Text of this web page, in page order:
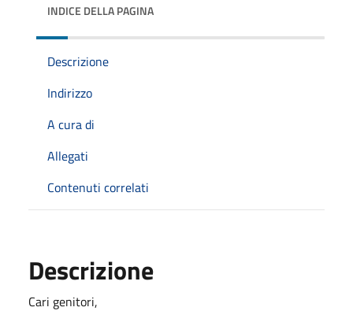
INDICE DELLA PAGINA
Descrizione
Indirizzo
A cura di
Allegati
Contenuti correlati
Descrizione
Cari genitori,